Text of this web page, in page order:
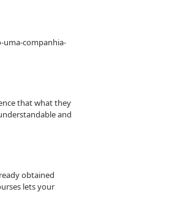
uma-companhia-
that what they
and
obtained
lets your